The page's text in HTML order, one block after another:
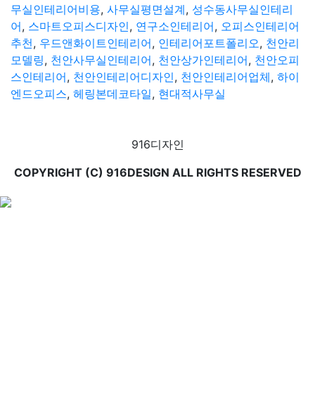
무실인테리어비용, 사무실평면설계, 성수동사무실인테리
어, 스마트오피스디자인, 연구소인테리어, 오피스인테리어
추천, 우드앤화이트인테리어, 인테리어포트폴리오, 천안리
모델링, 천안사무실인테리어, 천안상가인테리어, 천안오피
스인테리어, 천안인테리어디자인, 천안인테리어업체, 하이
엔드오피스, 헤링본데코타일, 현대적사무실
916디자인
COPYRIGHT (C) 916DESIGN ALL RIGHTS RESERVED